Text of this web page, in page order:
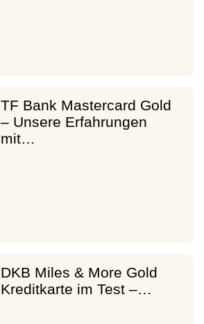
TF Bank Mastercard Gold
– Unsere Erfahrungen
mit…
DKB Miles & More Gold
Kreditkarte im Test –…